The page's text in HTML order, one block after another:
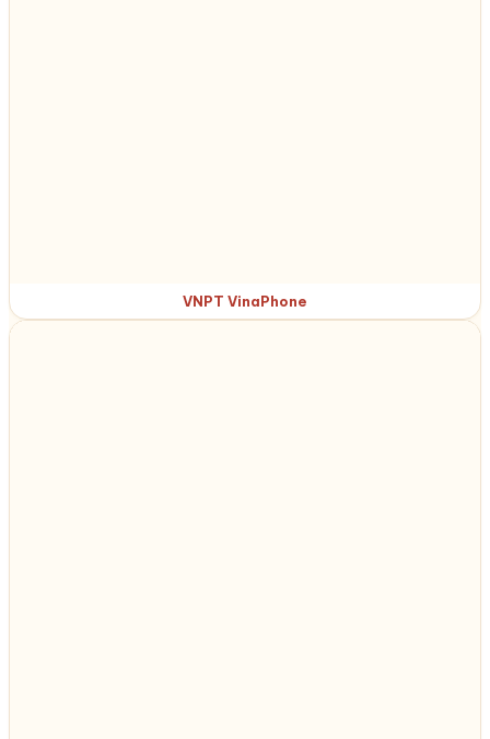
VNPT VinaPhone